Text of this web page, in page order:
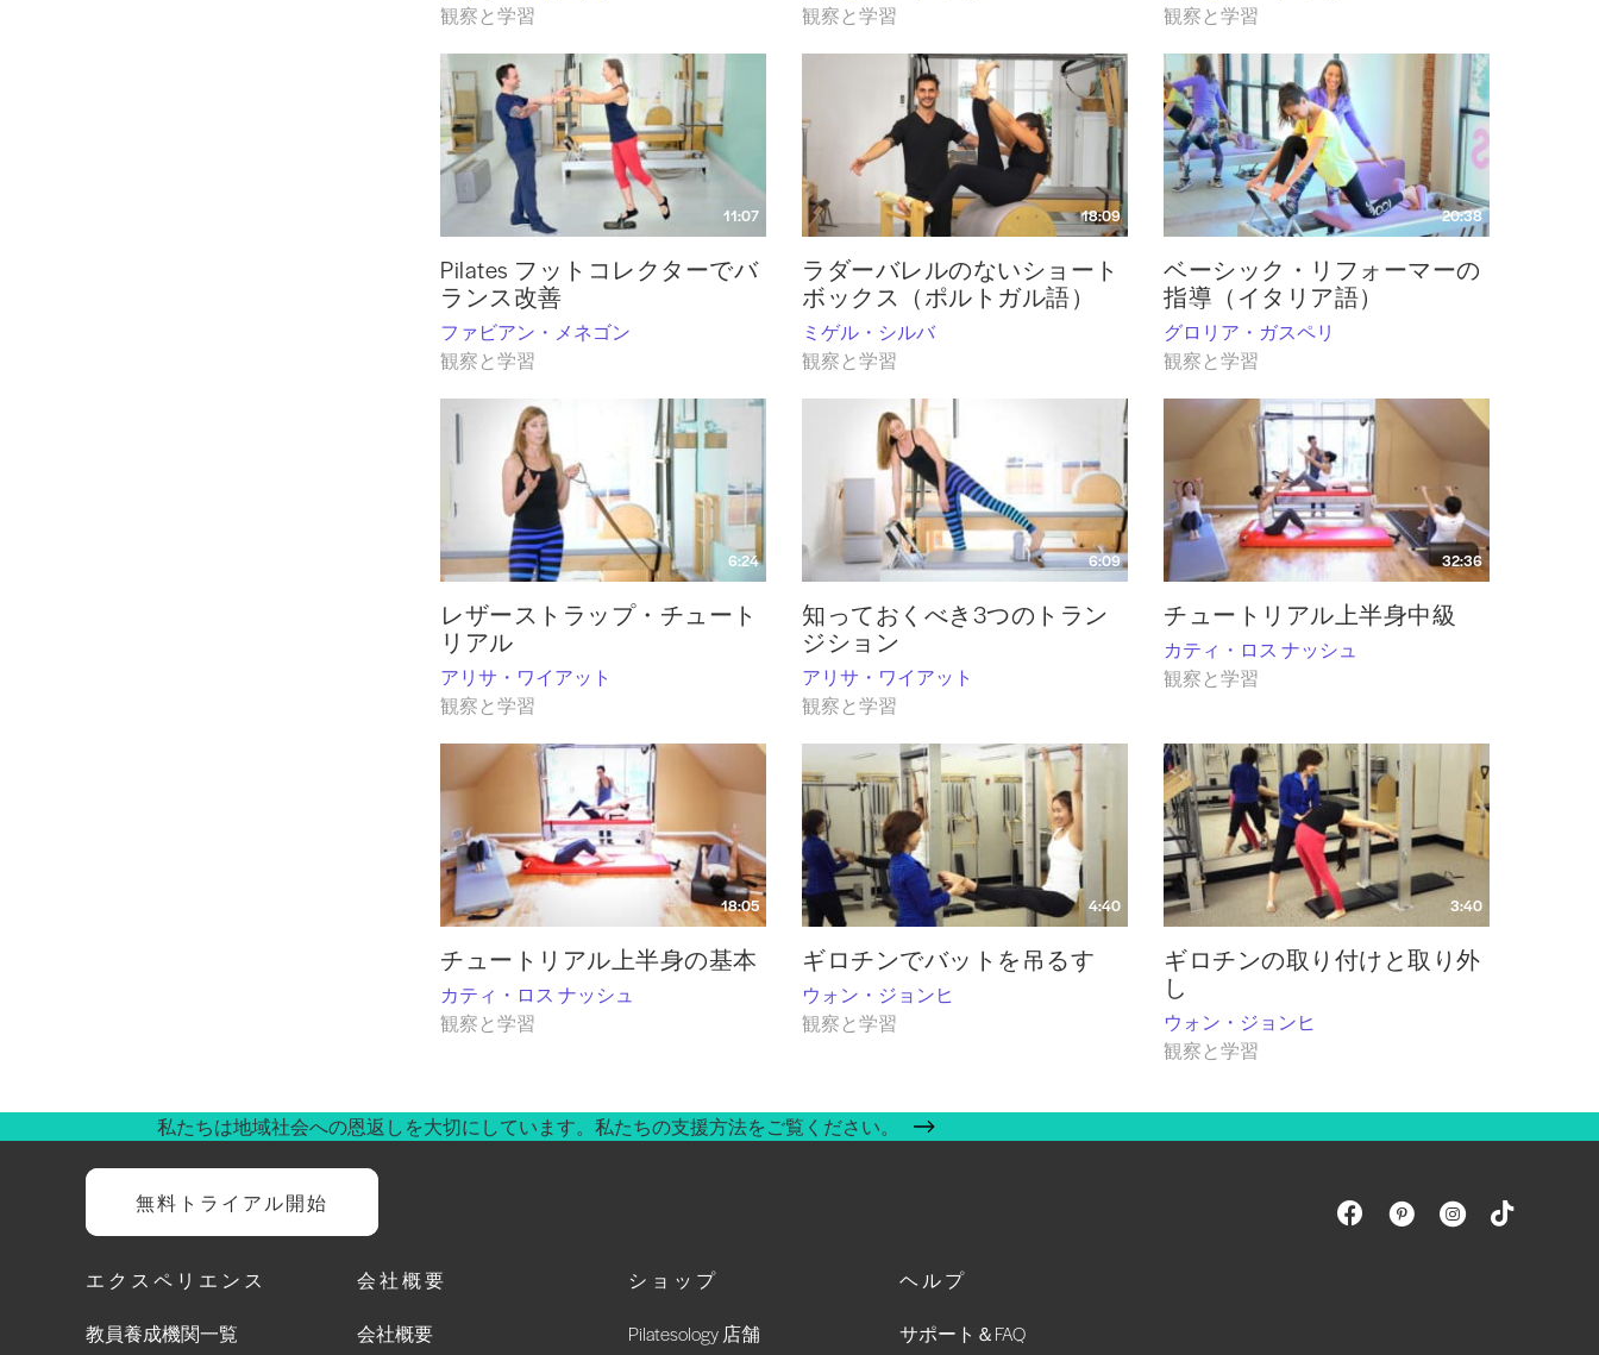
観察と学習
観察と学習
観察と学習
11:07
Pilates フットコレクターでバ
ランス改善
ファビアン・メネゴン
観察と学習
18:09
ラダーバレルのないショート
ボックス（ポルトガル語）
ミゲル・シルバ
観察と学習
20:38
ベーシック・リフォーマーの
指導（イタリア語）
グロリア・ガスペリ
観察と学習
6:24
レザーストラップ・チュート
リアル
アリサ・ワイアット
観察と学習
6:09
知っておくべき3つのトラン
ジション
アリサ・ワイアット
観察と学習
32:36
チュートリアル上半身中級
カティ・ロス ナッシュ
観察と学習
18:05
チュートリアル上半身の基本
カティ・ロス ナッシュ
観察と学習
4:40
ギロチンでバットを吊るす
ウォン・ジョンヒ
観察と学習
3:40
ギロチンの取り付けと取り外
し
ウォン・ジョンヒ
観察と学習
私たちは地域社会への恩返しを大切にしています。私たちの支援方法をご覧ください。
無料トライアル開始
エクスペリエンス
教員養成機関一覧
会社概要
会社概要
ショップ
Pilatesology 店舗
ヘルプ
サポート＆FAQ